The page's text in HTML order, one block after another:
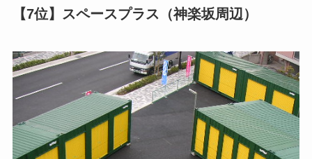
【7位】スペースプラス（神楽坂周辺）